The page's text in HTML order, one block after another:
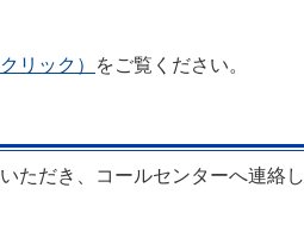
リック） をご覧ください。
ただき、コールセンターへ連絡し